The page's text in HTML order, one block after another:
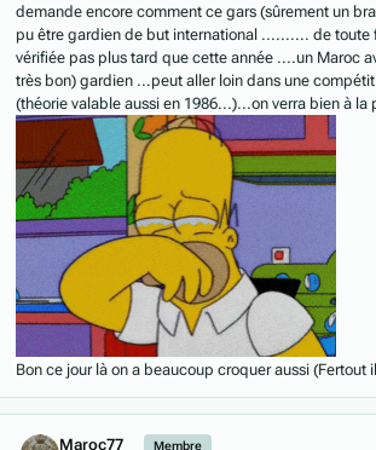
demande encore comment ce gars (sûrement un
pu être gardien de but international .......... de toute
vérifiée pas plus tard que cette année ....un Maroc
très bon) gardien ...peut aller loin dans une
(théorie valable aussi en 1986...)...on verra bien à la
Bon ce jour là on a beaucoup croquer aussi (Fertout
Maroc77 Membre